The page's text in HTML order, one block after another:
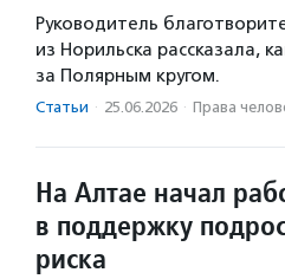
Руководитель
из Норильска рассказала,
за Полярным кругом.
Статьи · 25.06.2026 · Права
На Алтае начал
в поддержку
риска